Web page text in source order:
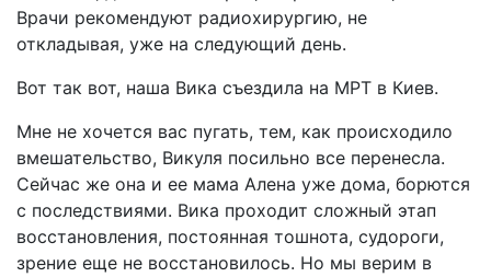
Врачи рекомендуют радиохирургию, не
откладывая, уже на следующий день.
Вот так вот, наша Вика съездила на МРТ в Киев.
Мне не хочется вас пугать, тем, как происходило
вмешательство, Викуля посильно все перенесла.
Сейчас же она и ее мама Алена уже дома, борются
с последствиями. Вика проходит сложный этап
восстановления, постоянная тошнота, судороги,
зрение еще не восстановилось. Но мы верим в